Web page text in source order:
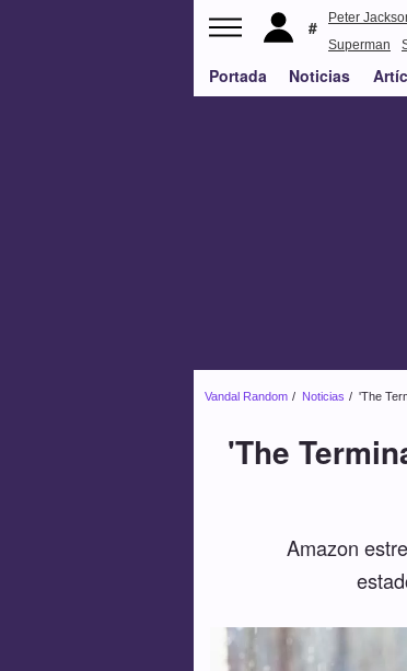
Peter
Superman
Portada Noticias
Vandal Random Noticias 'The
'The
Amazon